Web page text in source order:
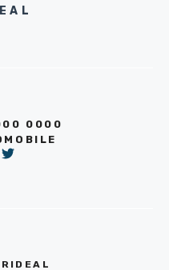
0000